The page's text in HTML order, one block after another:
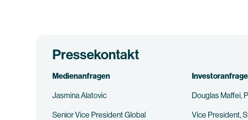
Pressekontakt
Medienanfragen
Jasmina Alatovic
Senior Vice President Global
Douglas Maffei,
Vice President,